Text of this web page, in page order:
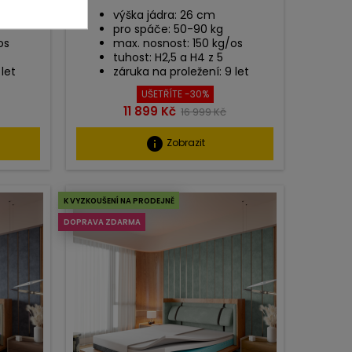
výška jádra: 26 cm
pro spáče: 50-90 kg
max. nosnost: 150 kg/os
tuhost: H2,5 a H4 z 5
záruka na proležení: 9 let
UŠETŘÍTE -30%
Cena
11 899 Kč Běžná
cena
16 999 Kč
info Zobrazit
K VYZKOUŠENÍ NA PRODEJNĚ
DOPRAVA ZDARMA